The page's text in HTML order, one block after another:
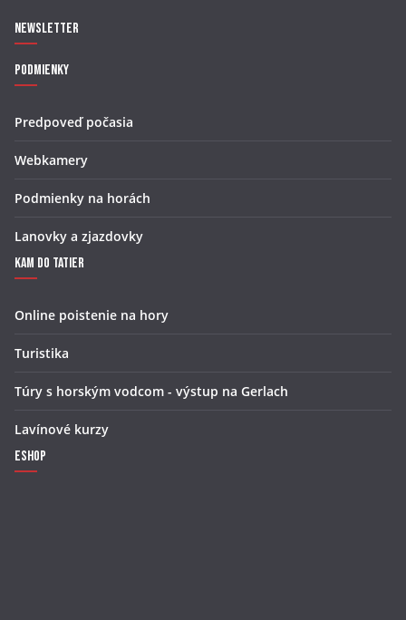
Newsletter
Podmienky
Predpoveď počasia
Webkamery
Podmienky na horách
Lanovky a zjazdovky
Kam do Tatier
Online poistenie na hory
Turistika
Túry s horským vodcom - výstup na Gerlach
Lavínové kurzy
Eshop